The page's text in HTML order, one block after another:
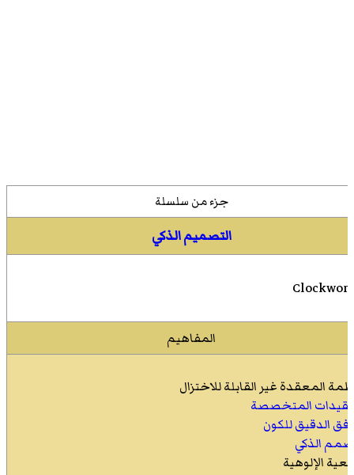
جزء من سلسلة
التصميم الذكي
المفاهيم
المعقدة غير القابلة للاختزال
المتخصصة
الدقيق للكون
الذكي
الإلوهية